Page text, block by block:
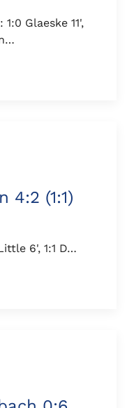
Glaeske 11',
4:2 (1:1)
6', 1:1 D…